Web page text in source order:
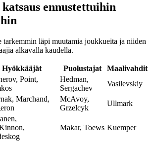
ennustettuihin
tarkemmin läpi muutamia joukkueita ja niiden
alkavalla kaudella.
Hyökkääjät Puolustajat
Maalivahdit
Point,
Hedman,
Sergachev
Vasilevskiy
Marchand,
McAvoy,
Grzelcyk
Ullmark
Makar, Toews Kuemper